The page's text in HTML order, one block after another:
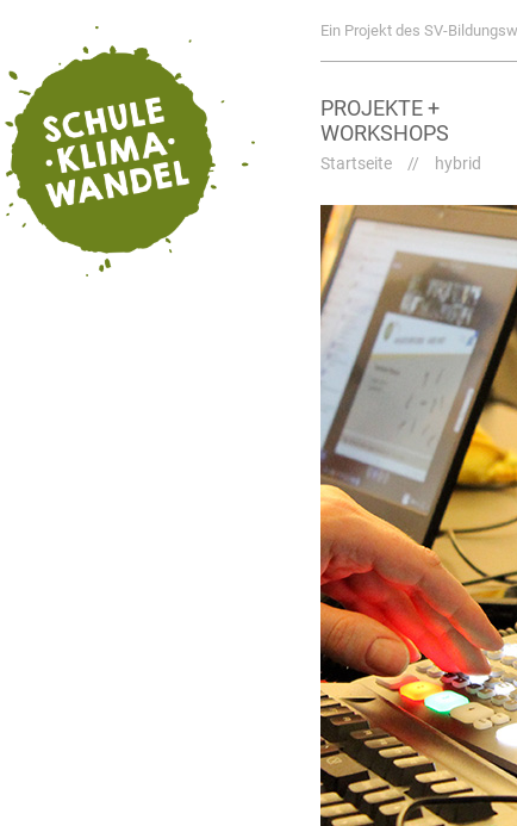
Ein Projekt des SV-
PROJEKTE +
WORKSHOPS
Startseite // hybrid